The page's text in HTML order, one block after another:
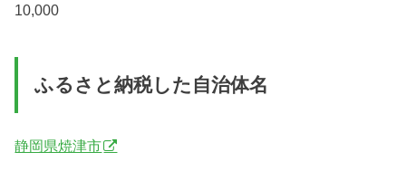
10,000
ふるさと納税した自治体名
静岡県焼津市